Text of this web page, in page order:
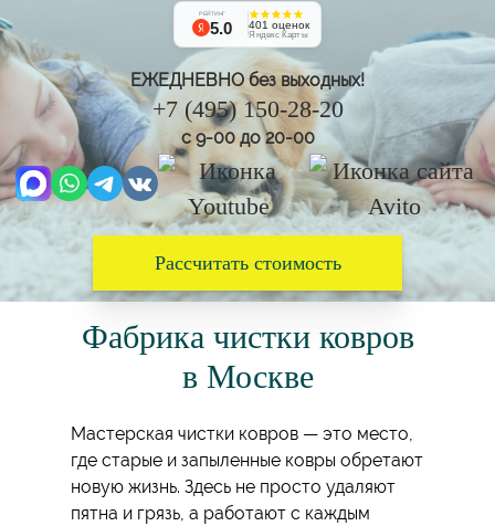
РЕЙТИНГ
5.0 401 оценок
Яндекс Карты
ЕЖЕДНЕВНО без выходных!
+7 (495) 150-28-20
с 9-00 до 20-00
Рассчитать стоимость
Фабрика чистки ковров
в Москве
Мастерская чистки ковров — это место,
где старые и запыленные ковры обретают
новую жизнь. Здесь не просто удаляют
пятна и грязь, а работают с каждым